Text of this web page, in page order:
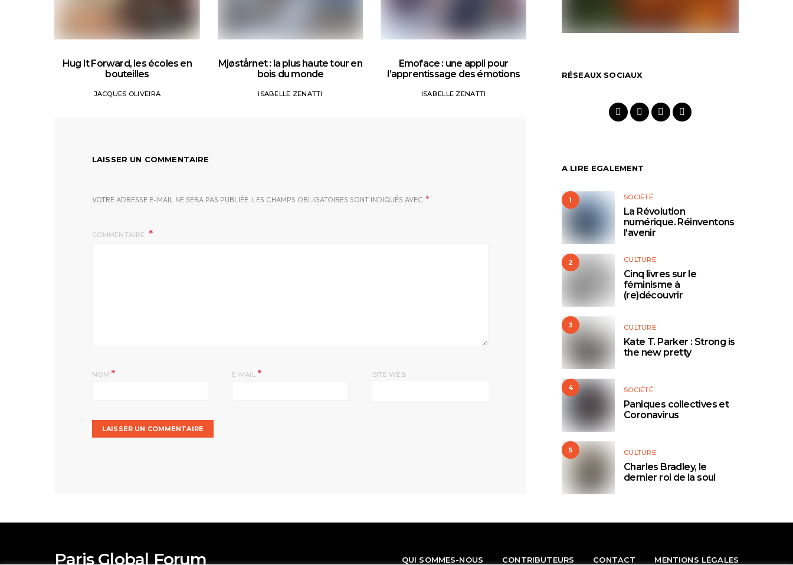
Hug It Forward, les écoles en
bouteilles
JACQUES OLIVEIRA
Mjøstårnet : la plus haute tour en
bois du monde
ISABELLE ZENATTI
Emoface : une appli pour
l’apprentissage des émotions
ISABELLE ZENATTI
LAISSER UN COMMENTAIRE
VOTRE ADRESSE E-MAIL NE SERA PAS PUBLIÉE. LES CHAMPS OBLIGATOIRES SONT INDIQUÉS AVEC *
COMMENTAIRE
NOM* E-MAIL* SITE WEB
RÉSEAUX SOCIAUX
A LIRE EGALEMENT
1 SOCIÉTÉ
La Révolution
numérique. Réinventons
l’avenir
2 CULTURE
Cinq livres sur le
féminisme à
(re)découvrir
3 CULTURE
Kate T. Parker : Strong is
the new pretty
4 SOCIÉTÉ
Paniques collectives et
Coronavirus
5 CULTURE
Charles Bradley, le
dernier roi de la soul
Paris Global Forum QUI SOMMES-NOUS CONTRIBUTEURS CONTACT MENTIONS LÉGALES